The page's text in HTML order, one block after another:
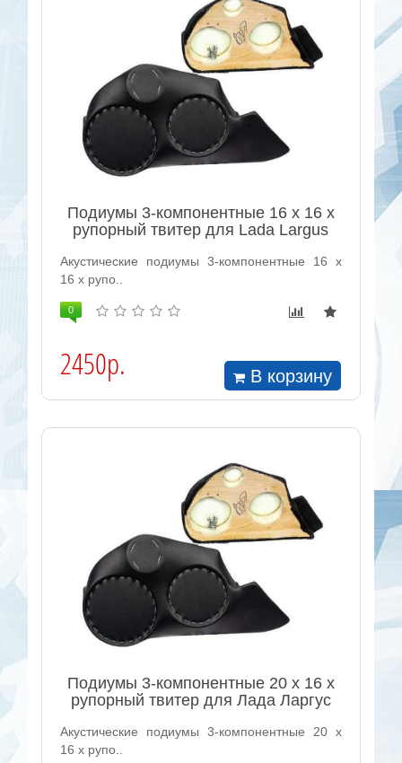
Подиумы 3-компонентные 16 x 16 x
рупорный твитер для Lada Largus
Акустические подиумы 3-компонентные 16 x
16 x рупо..
0
2450р. В корзину
Подиумы 3-компонентные 20 x 16 x
рупорный твитер для Лада Ларгус
Акустические подиумы 3-компонентные 20 x
16 x рупо..